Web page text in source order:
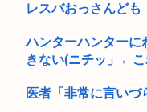
レスバおっさんども
ハンターハンターに
きない(ニチッ」←
医者「非常に言い